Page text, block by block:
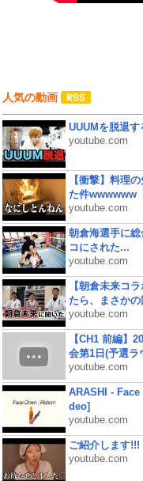
人気の動画
UUUMを脱退
youtube.com
【衝撃】料理
た件wwwwww
youtube.com
朝倉海選手に
コにされた...
youtube.com
【朝倉未来コ
たら、まさか
youtube.com
【CH1 前編】
会第1日(予選ラ
youtube.com
ARASHI -
deo]
youtube.com
ご紹介します!!!
youtube.com